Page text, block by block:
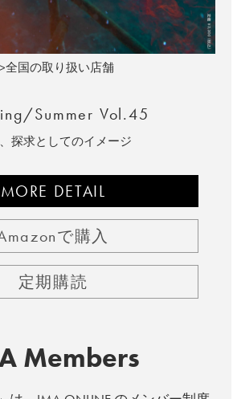
全国の取り扱い店舗
Summer Vol.45
探求としてのイメージ
MORE DETAIL
で購入
定期購読
Members